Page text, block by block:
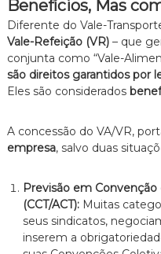
Benefícios, Mas
Diferente do Vale-
Vale-Refeição (VR)– que
conjunta como “Vale-
são direitos garantidos por
Eles são considerados
A concessão do VA/VR,
empresa, salvo duas
Previsão em
(CCT/ACT):Muitas
seus sindicatos,
inserem a